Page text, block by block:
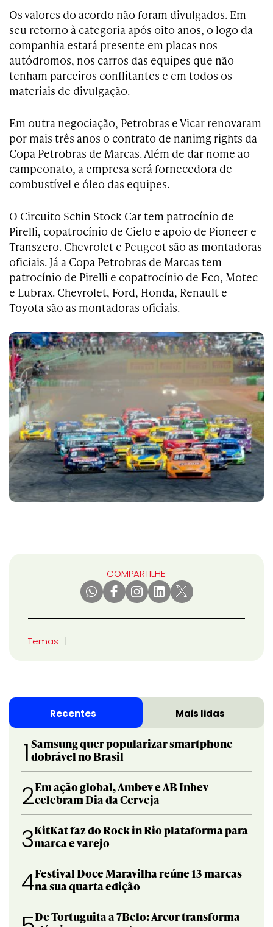
Os valores do acordo não foram divulgados. Em
seu retorno à categoria após oito anos, o logo da
companhia estará presente em placas nos
autódromos, nos carros das equipes que não
tenham parceiros conflitantes e em todos os
materiais de divulgação.
Em outra negociação, Petrobras e Vicar renovaram
por mais três anos o contrato de nanimg rights da
Copa Petrobras de Marcas. Além de dar nome ao
campeonato, a empresa será fornecedora de
combustível e óleo das equipes.
O Circuito Schin Stock Car tem patrocínio de
Pirelli, copatrocínio de Cielo e apoio de Pioneer e
Transzero. Chevrolet e Peugeot são as montadoras
oficiais. Já a Copa Petrobras de Marcas tem
patrocínio de Pirelli e copatrocínio de Eco, Motec
e Lubrax. Chevrolet, Ford, Honda, Renault e
Toyota são as montadoras oficiais.
COMPARTILHE:
Temas
Recentes Mais lidas
1 Samsung quer popularizar smartphone
dobrável no Brasil
2Em ação global, Ambev e AB Inbev
celebram Dia da Cerveja
3KitKat faz do Rock in Rio plataforma para
marca e varejo
4Festival Doce Maravilha reúne 13 marcas
na sua quarta edição
De Tortuguita a 7Belo: Arcor transforma